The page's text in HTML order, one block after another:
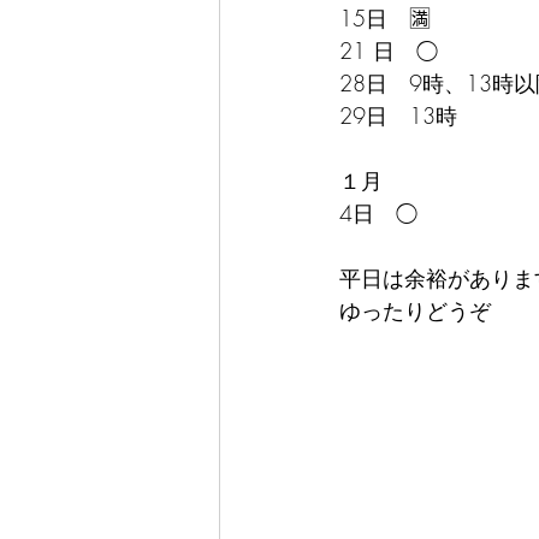
15日　🈵
21 日　◯
28日　9時、13時以
29日　13時
１月
4日　◯
平日は余裕がありま
ゆったりどうぞ